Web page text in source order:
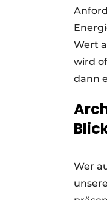
Wert
wird
dann
Wer